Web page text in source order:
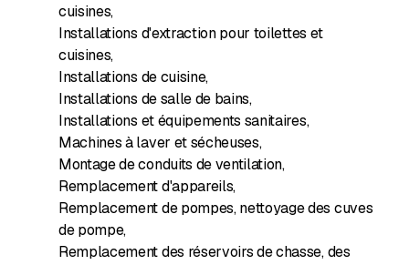
cuisines,
Installations d'extraction pour toilettes et
cuisines,
Installations de cuisine,
Installations de salle de bains,
Installations et équipements sanitaires,
Machines à laver et sécheuses,
Montage de conduits de ventilation,
Remplacement d'appareils,
Remplacement de pompes, nettoyage des cuves
de pompe,
Remplacement des réservoirs de chasse, des